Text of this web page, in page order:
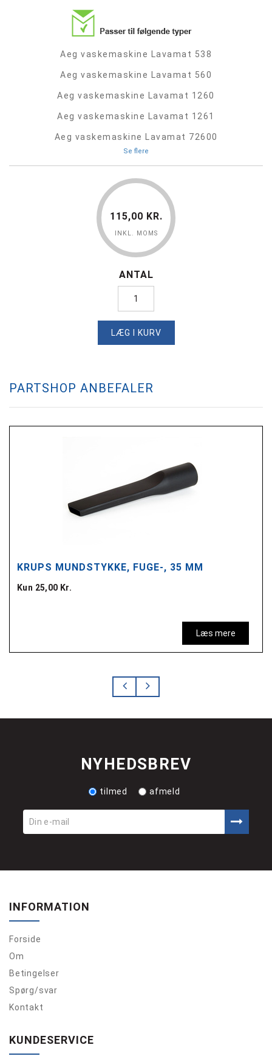
Aeg vaskemaskine Lavamat 538
Aeg vaskemaskine Lavamat 560
Aeg vaskemaskine Lavamat 1260
Aeg vaskemaskine Lavamat 1261
Aeg vaskemaskine Lavamat 72600
Se flere
115,00 KR.
INKL. MOMS
ANTAL
LÆG I KURV
PARTSHOP ANBEFALER
KRUPS MUNDSTYKKE, FUGE-, 35 MM
Kun 25,00 Kr.
Læs mere
NYHEDSBREV
tilmed afmeld
INFORMATION
Forside
Om
Betingelser
Spørg/svar
Kontakt
KUNDESERVICE